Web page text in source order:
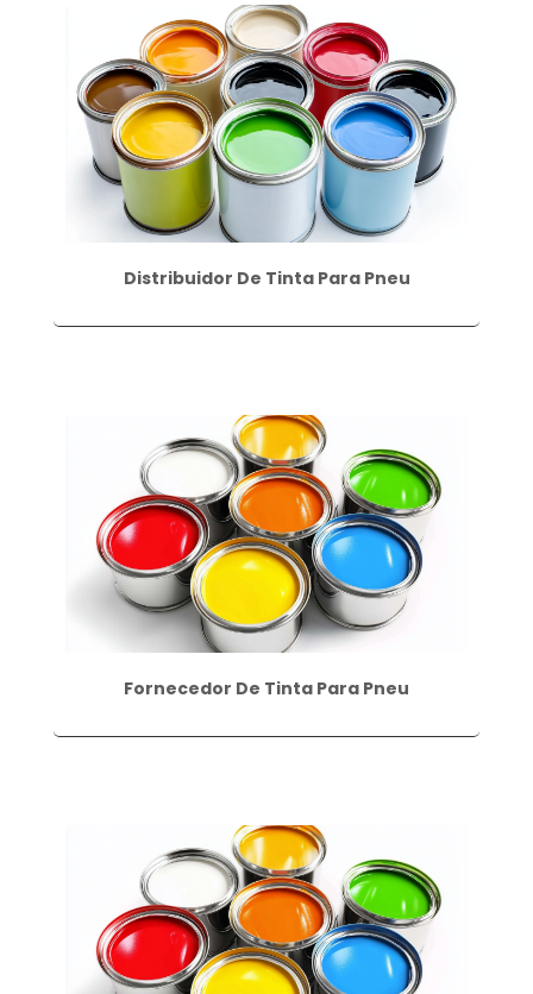
Distribuidor De Tinta Para Pneu
Fornecedor De Tinta Para Pneu